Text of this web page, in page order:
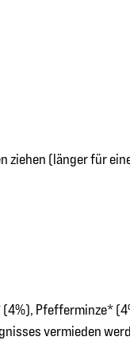
ziehen (länger für
Pfefferminze*
vermieden